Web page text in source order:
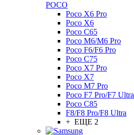
POCO
Poco X6 Pro
Poco X6
Poco C65
Poco M6/M6 Pro
Poco F6/F6 Pro
Poco C75
Poco X7 Pro
Poco X7
Poco M7 Pro
Poco F7 Pro/F7 Ultra
Poco C85
F8/F8 Pro/F8 Ultra
+ ЕЩЕ 2